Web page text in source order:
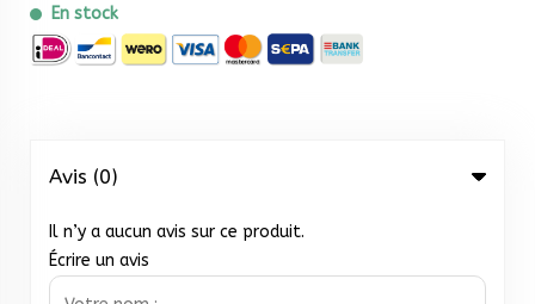
En stock
Avis (0)
Il n’y a aucun avis sur ce produit.
Écrire un avis